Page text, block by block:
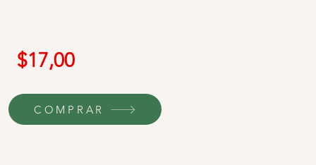
$17,00Precio
COMPRAR